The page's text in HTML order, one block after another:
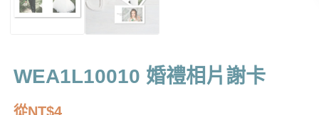
WEA1L10010 婚禮相片謝卡
從NT$4